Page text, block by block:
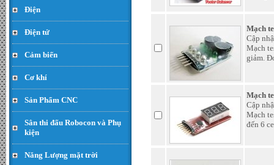
Điện
Điện tử
Cảm biến
Cơ khí
Sản Phẩm CNC
Sân thi đấu Robocon và Phụ
kiện
Năng Lượng mặt trời
468rpm encoder 13ppr - Đơn
giá : LiÃªn há»‡
Mạch
Cập
Mạch
giảm.
Mạch
Cập
Mạch
đến 6